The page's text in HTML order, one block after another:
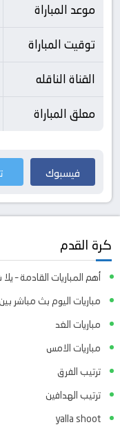
موعد المباراة
توقيت المباراة
القناة الناقله
معلق المباراة
فيسبوك
كرة القدم
أهم المباريات القادمة –
مباريات اليوم بث مباشر
مباريات الغد
مباريات الامس
ترتيب الفرق
ترتيب الهدافين
yalla shoot